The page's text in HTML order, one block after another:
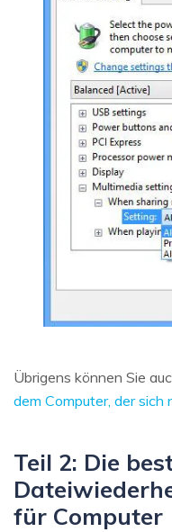
Übrigens können Sie
dem Computer, der
Teil 2: Die
für Computer